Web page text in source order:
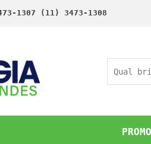
1307 (11) 3473-1308